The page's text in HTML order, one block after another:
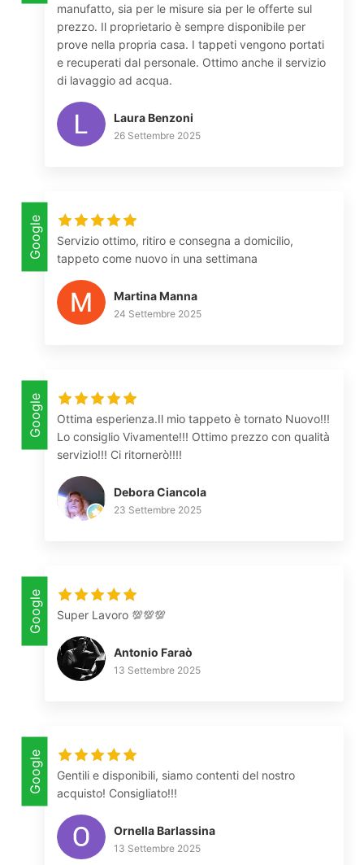
manufatto, sia per le misure sia per le offerte sul
prezzo. Il proprietario è sempre disponibile per
prove nella propria casa. I tappeti vengono portati
e recuperati dal personale. Ottimo anche il servizio
di lavaggio ad acqua.
Laura Benzoni
26 Settembre 2025
Google
Servizio ottimo, ritiro e consegna a domicilio,
tappeto come nuovo in una settimana
Martina Manna
24 Settembre 2025
Google
Ottima esperienza.Il mio tappeto è tornato Nuovo!!!
Lo consiglio Vivamente!!! Ottimo prezzo con qualità
servizio!!! Ci ritornerò!!!!
Debora Ciancola
23 Settembre 2025
Google Super Lavoro 💯💯💯
Antonio Faraò
13 Settembre 2025
Google
Gentili e disponibili, siamo contenti del nostro
acquisto! Consigliato!!!
Ornella Barlassina
13 Settembre 2025